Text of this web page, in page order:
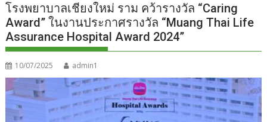
โรงพยาบาลเชียงใหม่ ราม คว้ารางวัล “Caring
Award” ในงานประกาศรางวัล “Muang Thai Life
Assurance Hospital Award 2024”
10/07/2025 admin1